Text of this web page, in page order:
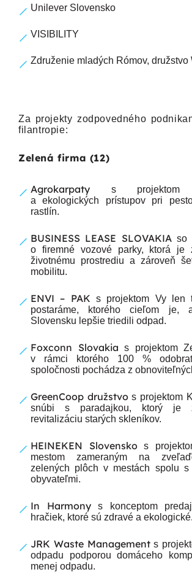
Unilever Slovensko
VISIBILITY
Združenie mladých Rómov, družstvo
Za projekty zodpovedného
filantropie:
Zelená firma (12)
Agrokarpaty s projektom
a ekologických prístupov pri
rastlín.
BUSINESS LEASE SLOVAKIA so
o firemné vozové parky, ktorá je
životnému prostrediu a zároveň
mobilitu.
ENVI – PAK s projektom Vy len
postaráme, ktorého cieľom je,
Slovensku lepšie triedili odpad.
Foxconn Slovakias projektom
v rámci ktorého 100 %
spoločnosti pochádza z
GreenCoop družstvos projektom
snúbi s paradajkou, ktorý je
revitalizáciu starých skleníkov.
HEINEKEN Slovenskos
mestom zameraným na
zelených plôch v mestách spolu s
obyvateľmi.
In Harmonys konceptom
hračiek, ktoré sú zdravé a
JRK Waste Managements
odpadu podporou domáceho
menej odpadu.